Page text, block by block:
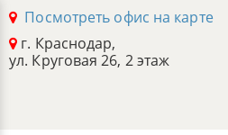
Посмотреть офис на карте
г. Краснодар,
ул. Круговая 26, 2 этаж